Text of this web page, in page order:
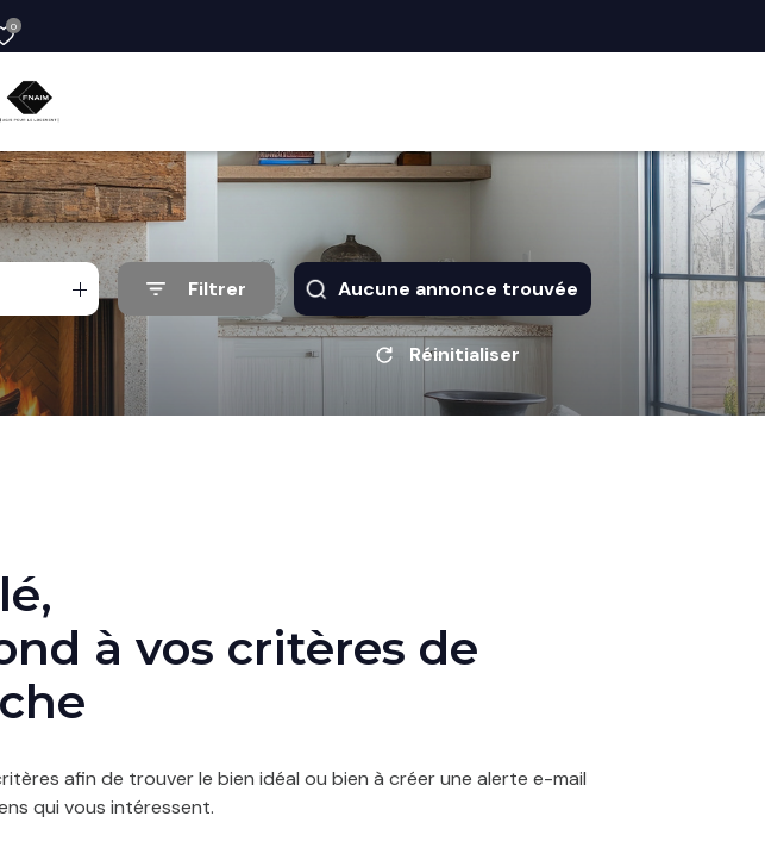
0
Filtrer Aucune annonce trouvée
Réinitialiser
à vos critères de
afin de trouver le bien idéal ou bien à créer une alerte e-mail
qui vous intéressent.